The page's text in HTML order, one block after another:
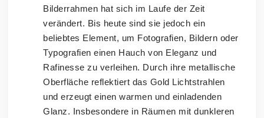
Bilderrahmen hat sich im Laufe der Zeit
verändert. Bis heute sind sie jedoch ein
beliebtes Element, um Fotografien, Bildern oder
Typografien einen Hauch von Eleganz und
Rafinesse zu verleihen. Durch ihre metallische
Oberfläche reflektiert das Gold Lichtstrahlen
und erzeugt einen warmen und einladenden
Glanz. Insbesondere in Räumen mit dunkleren